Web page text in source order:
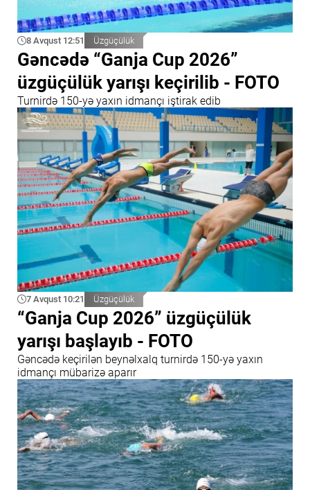
8 Avqust 12:51 Üzgüçülük
Gəncədə “Ganja Cup 2026”
üzgüçülük yarışı keçirilib - FOTO
Turnirdə 150-yə yaxın idmançı iştirak edib
7 Avqust 10:21 Üzgüçülük
“Ganja Cup 2026” üzgüçülük
yarışı başlayıb - FOTO
Gəncədə keçirilən beynəlxalq turnirdə 150-yə yaxın
idmançı mübarizə aparır